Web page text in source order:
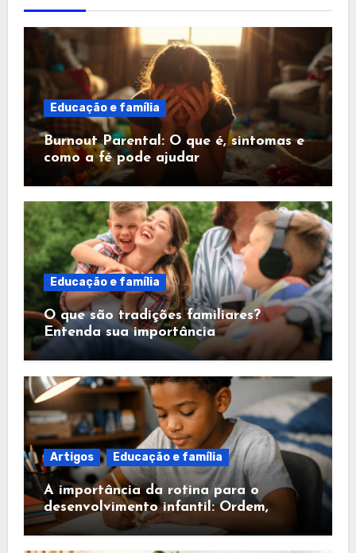
Educação e família
Burnout Parental: O que é, sintomas e
como a fé pode ajudar
Educação e família
O que são tradições familiares?
Entenda sua importância
Artigos Educação e família
A importância da rotina para o
desenvolvimento infantil: Ordem,
Segurança e Fé